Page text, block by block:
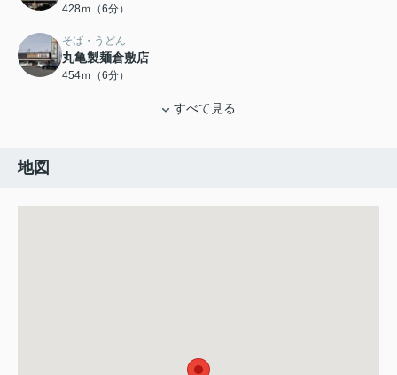
428ｍ（6分）
そば・うどん
丸亀製麺倉敷店
454ｍ（6分）
すべて見る
地図